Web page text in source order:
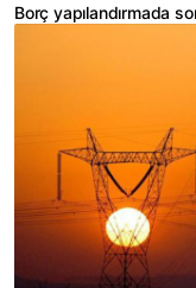
Borç yapılandırmada